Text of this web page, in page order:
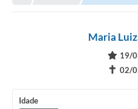
Maria
19/
✝ 02/
Idade